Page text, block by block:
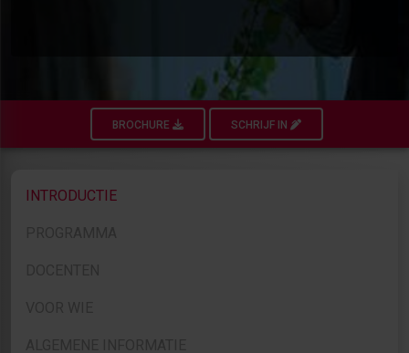
BROCHURE SCHRIJF IN
INTRODUCTIE